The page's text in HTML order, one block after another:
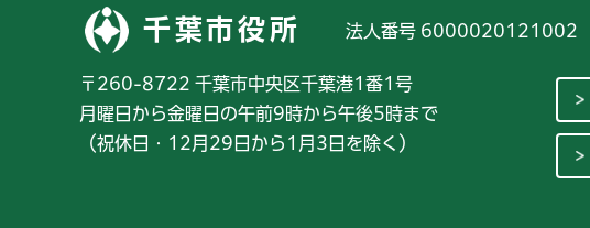
千葉市役所 法人番号 6000020121002
〒260-8722 千葉市中央区千葉港1番1号
月曜日から金曜日の午前9時から午後5時まで
（祝休日・12月29日から1月3日を除く）